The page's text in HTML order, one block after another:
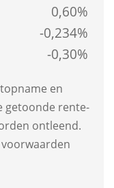
0,60%
-0,234%
-0,30%
en
getoonde rente­
ontleend.